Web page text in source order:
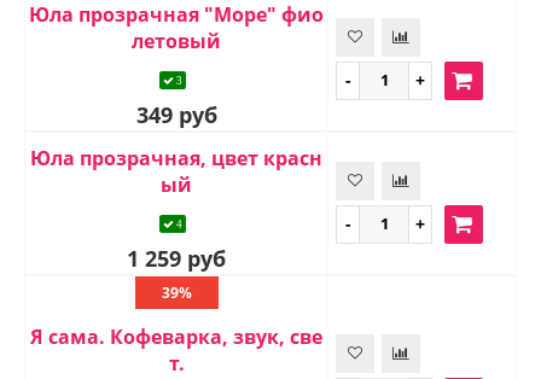
Юла прозрачная "Море" фио
летовый
3
349 руб
Юла прозрачная, цвет красн
ый
4
1 259 руб
39%
Я сама. Кофеварка, звук, све
т.